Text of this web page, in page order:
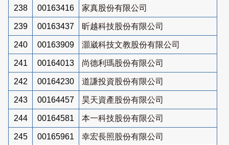
238 00163416 家真股份有限公司
239 00163437 昕越科技股份有限公司
240 00163909 灝崴科技文教股份有限公司
241 00164013 尚德利瑪股份有限公司
242 00164230 道謙投資股份有限公司
243 00164457 昊天資產股份有限公司
244 00164581 本一科技股份有限公司
245 00165961 幸宏長照股份有限公司